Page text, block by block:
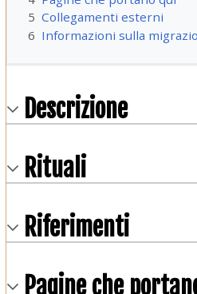
5 Collegamenti esterni
6 Informazioni sulla
Descrizione
Rituali
Riferimenti
Pagine che